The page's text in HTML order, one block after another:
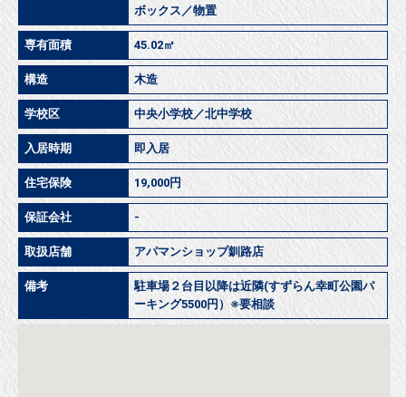
ボックス／物置
専有面積 45.02㎡
構造 木造
学校区 中央小学校／北中学校
入居時期 即入居
住宅保険 19,000円
保証会社 -
取扱店舗 アパマンショップ釧路店
備考
駐車場２台目以降は近隣(すずらん幸町公園パ
ーキング5500円）※要相談